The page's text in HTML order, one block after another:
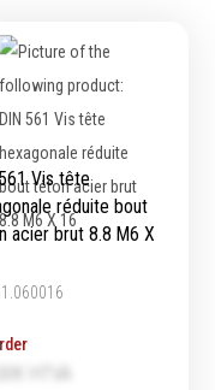
Vis tête
réduite bout
acier brut 8.8 M6 X